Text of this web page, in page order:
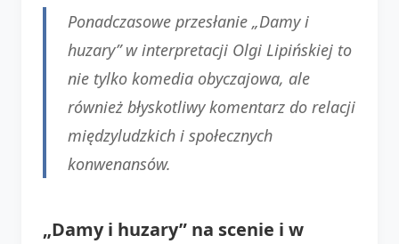
Ponadczasowe przesłanie „Damy i
huzary” w interpretacji Olgi Lipińskiej to
nie tylko komedia obyczajowa, ale
również błyskotliwy komentarz do relacji
międzyludzkich i społecznych
konwenansów.
„Damy i huzary” na scenie i w